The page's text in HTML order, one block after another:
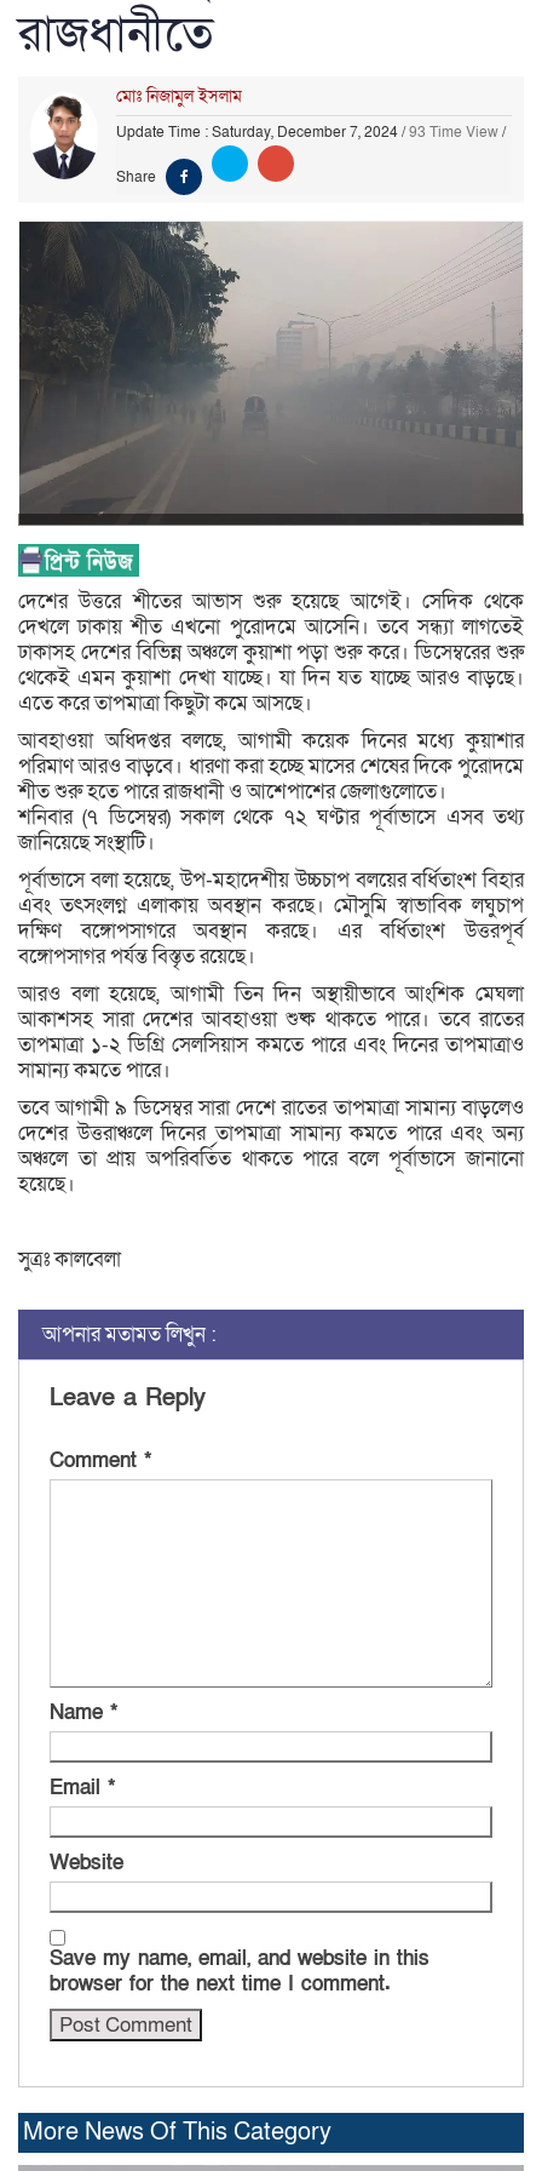
রাজধানীতে
মোঃ নিজামুল ইসলাম
Update Time : Saturday, December 7, 2024/93 Time View/
Share
দেশের উত্তরে শীতের আভাস শুরু হয়েছে আগেই। সেদিক থেকে
দেখলে ঢাকায় শীত এখনো পুরোদমে আসেনি। তবে সন্ধ্যা লাগতেই
ঢাকাসহ দেশের বিভিন্ন অঞ্চলে কুয়াশা পড়া শুরু করে। ডিসেম্বরের শুরু
থেকেই এমন কুয়াশা দেখা যাচ্ছে। যা দিন যত যাচ্ছে আরও বাড়ছে।
এতে করে তাপমাত্রা কিছুটা কমে আসছে।
আবহাওয়া অধিদপ্তর বলছে, আগামী কয়েক দিনের মধ্যে কুয়াশার
পরিমাণ আরও বাড়বে। ধারণা করা হচ্ছে মাসের শেষের দিকে পুরোদমে
শীত শুরু হতে পারে রাজধানী ও আশেপাশের জেলাগুলোতে।
শনিবার (৭ ডিসেম্বর) সকাল থেকে ৭২ ঘণ্টার পূর্বাভাসে এসব তথ্য
জানিয়েছে সংস্থাটি।
পূর্বাভাসে বলা হয়েছে, উপ-মহাদেশীয় উচ্চচাপ বলয়ের বর্ধিতাংশ বিহার
এবং তৎসংলগ্ন এলাকায় অবস্থান করছে। মৌসুমি স্বাভাবিক লঘুচাপ
দক্ষিণ বঙ্গোপসাগরে অবস্থান করছে। এর বর্ধিতাংশ উত্তরপূর্ব
বঙ্গোপসাগর পর্যন্ত বিস্তৃত রয়েছে।
আরও বলা হয়েছে, আগামী তিন দিন অস্থায়ীভাবে আংশিক মেঘলা
আকাশসহ সারা দেশের আবহাওয়া শুষ্ক থাকতে পারে। তবে রাতের
তাপমাত্রা ১-২ ডিগ্রি সেলসিয়াস কমতে পারে এবং দিনের তাপমাত্রাও
সামান্য কমতে পারে।
তবে আগামী ৯ ডিসেম্বর সারা দেশে রাতের তাপমাত্রা সামান্য বাড়লেও
দেশের উত্তরাঞ্চলে দিনের তাপমাত্রা সামান্য কমতে পারে এবং অন্য
অঞ্চলে তা প্রায় অপরিবর্তিত থাকতে পারে বলে পূর্বাভাসে জানানো
হয়েছে।
সুত্রঃ কালবেলা
আপনার মতামত লিখুন :
Leave a Reply
Comment *
Name *
Email *
Website
Save my name, email, and website in this
browser for the next time I comment.
More News Of This Category